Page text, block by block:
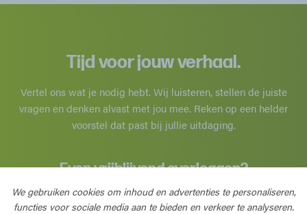
Tijd voor jouw verhaal.
Vertel ons wat je nodig hebt. Wij luisteren, stellen de juiste
vragen en denken alvast met jou mee. Reken op een helder
voorstel dat past bij jullie uitdaging.
Even vrijblijvend overleggen?
Bel 0479 239 009of
We gebruiken cookies om inhoud en advertenties te personaliseren,
functies voor sociale media aan te bieden en verkeer te analyseren.